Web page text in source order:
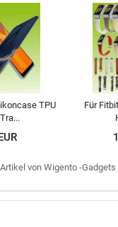
TPU
Für
Artikel von Wigento -Gadgets